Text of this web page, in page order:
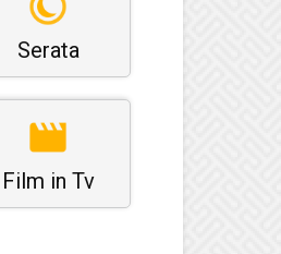
Serata
Film in Tv